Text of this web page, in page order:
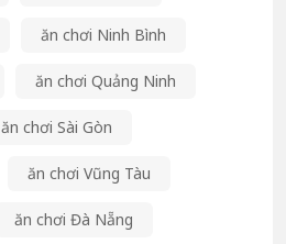
ăn chơi Ninh Bình
ăn chơi Quảng Ninh
ăn chơi Sài Gòn
ăn chơi Vũng Tàu
ăn chơi Đà Nẵng